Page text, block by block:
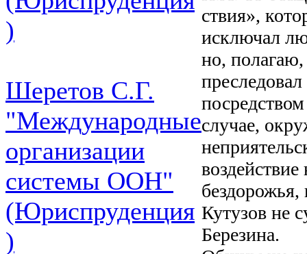
)
Шеретов С.Г.
"Международные
организации
системы ООН"
(Юриспруденция
)
ствия»,
исключал
но,
случае,
Кутузов не
Березина.